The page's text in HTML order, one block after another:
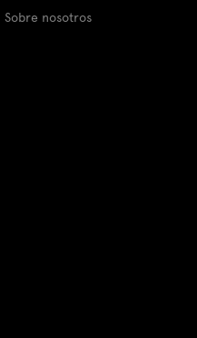
Sobre nosotros